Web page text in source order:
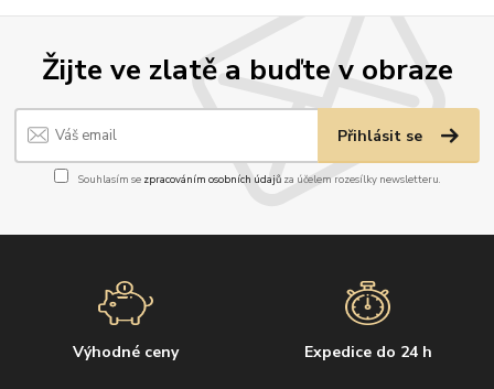
Žijte ve zlatě a buďte v obraze
Přihlásit se
Souhlasím se zpracováním osobních údajůza účelem rozesílky newsletteru.
Výhodné ceny Expedice do 24 h